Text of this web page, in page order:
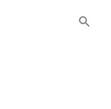
テンツに移動